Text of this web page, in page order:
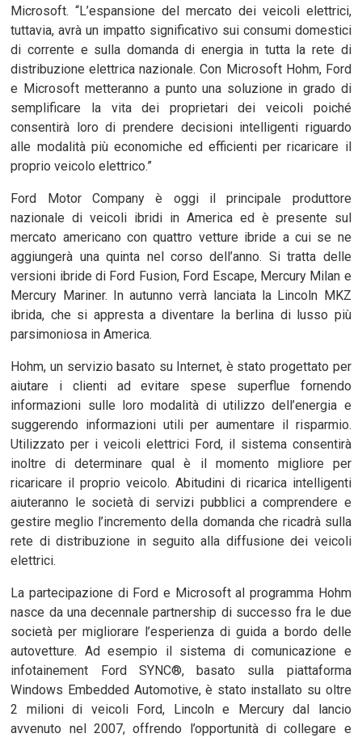
Microsoft. “L’espansione del mercato dei veicoli elettrici,
tuttavia, avrà un impatto significativo sui consumi domestici
di corrente e sulla domanda di energia in tutta la rete di
distribuzione elettrica nazionale. Con Microsoft Hohm, Ford
e Microsoft metteranno a punto una soluzione in grado di
semplificare la vita dei proprietari dei veicoli poiché
consentirà loro di prendere decisioni intelligenti riguardo
alle modalità più economiche ed efficienti per ricaricare il
proprio veicolo elettrico.”
Ford Motor Company è oggi il principale produttore
nazionale di veicoli ibridi in America ed è presente sul
mercato americano con quattro vetture ibride a cui se ne
aggiungerà una quinta nel corso dell’anno. Si tratta delle
versioni ibride di Ford Fusion, Ford Escape, Mercury Milan e
Mercury Mariner. In autunno verrà lanciata la Lincoln MKZ
ibrida, che si appresta a diventare la berlina di lusso più
parsimoniosa in America.
Hohm, un servizio basato su Internet, è stato progettato per
aiutare i clienti ad evitare spese superflue fornendo
informazioni sulle loro modalità di utilizzo dell’energia e
suggerendo informazioni utili per aumentare il risparmio.
Utilizzato per i veicoli elettrici Ford, il sistema consentirà
inoltre di determinare qual è il momento migliore per
ricaricare il proprio veicolo. Abitudini di ricarica intelligenti
aiuteranno le società di servizi pubblici a comprendere e
gestire meglio l’incremento della domanda che ricadrà sulla
rete di distribuzione in seguito alla diffusione dei veicoli
elettrici.
La partecipazione di Ford e Microsoft al programma Hohm
nasce da una decennale partnership di successo fra le due
società per migliorare l’esperienza di guida a bordo delle
autovetture. Ad esempio il sistema di comunicazione e
infotainement Ford SYNC®, basato sulla piattaforma
Windows Embedded Automotive, è stato installato su oltre
2 milioni di veicoli Ford, Lincoln e Mercury dal lancio
avvenuto nel 2007, offrendo l’opportunità di collegare e